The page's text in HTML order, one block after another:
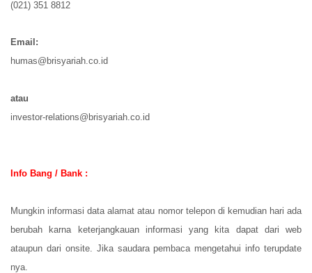
(021) 351 8812
Email:
humas@brisyariah.co.id
atau
investor-relations@brisyariah.co.id
Info Bang / Bank :
Mungkin informasi data alamat atau nomor telepon di kemudian hari ada
berubah karna keterjangkauan informasi yang kita dapat dari web
ataupun dari onsite. Jika saudara pembaca mengetahui info terupdate
nya.